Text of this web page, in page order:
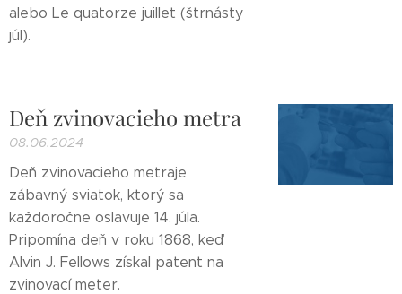
alebo Le quatorze juillet (štrnásty
júl).
Deň zvinovacieho metra
08.06.2024
Deň zvinovacieho metraje
zábavný sviatok, ktorý sa
každoročne oslavuje 14. júla.
Pripomína deň v roku 1868, keď
Alvin J. Fellows získal patent na
zvinovací meter.